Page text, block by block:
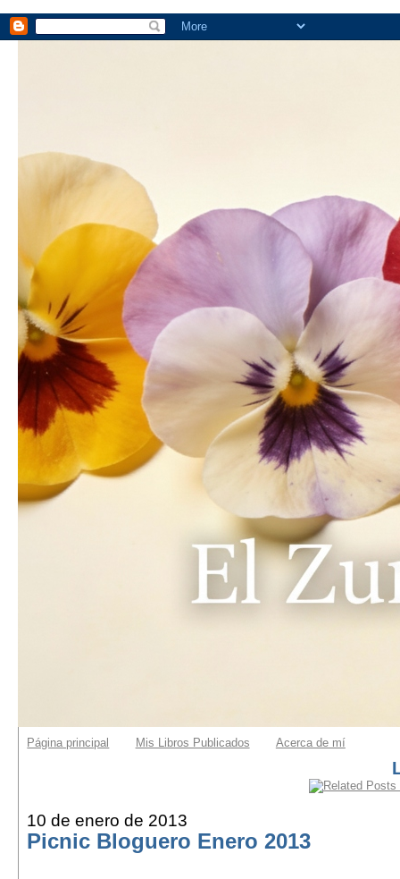
Página principal Mis Libros Publicados Acerca de mí
10 de enero de 2013
Picnic Bloguero Enero 2013